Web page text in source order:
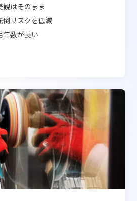
観はそのまま
倒リスクを低減
年数が長い